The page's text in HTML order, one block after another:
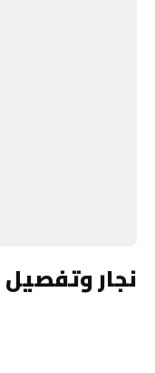
نجار وتفصيل